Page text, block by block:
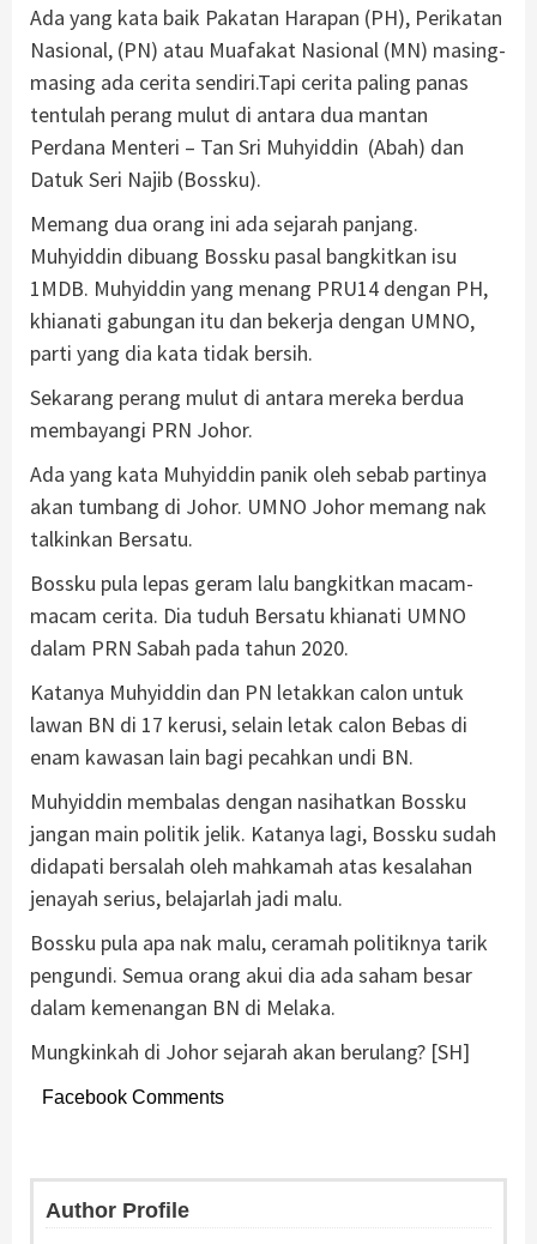
Ada yang kata baik Pakatan Harapan (PH), Perikatan
Nasional, (PN) atau Muafakat Nasional (MN) masing-
masing ada cerita sendiri.Tapi cerita paling panas
tentulah perang mulut di antara dua mantan
Perdana Menteri – Tan Sri Muhyiddin (Abah) dan
Datuk Seri Najib (Bossku).
Memang dua orang ini ada sejarah panjang.
Muhyiddin dibuang Bossku pasal bangkitkan isu
1MDB. Muhyiddin yang menang PRU14 dengan PH,
khianati gabungan itu dan bekerja dengan UMNO,
parti yang dia kata tidak bersih.
Sekarang perang mulut di antara mereka berdua
membayangi PRN Johor.
Ada yang kata Muhyiddin panik oleh sebab partinya
akan tumbang di Johor. UMNO Johor memang nak
talkinkan Bersatu.
Bossku pula lepas geram lalu bangkitkan macam-
macam cerita. Dia tuduh Bersatu khianati UMNO
dalam PRN Sabah pada tahun 2020.
Katanya Muhyiddin dan PN letakkan calon untuk
lawan BN di 17 kerusi, selain letak calon Bebas di
enam kawasan lain bagi pecahkan undi BN.
Muhyiddin membalas dengan nasihatkan Bossku
jangan main politik jelik. Katanya lagi, Bossku sudah
didapati bersalah oleh mahkamah atas kesalahan
jenayah serius, belajarlah jadi malu.
Bossku pula apa nak malu, ceramah politiknya tarik
pengundi. Semua orang akui dia ada saham besar
dalam kemenangan BN di Melaka.
Mungkinkah di Johor sejarah akan berulang? [SH]
Facebook Comments
Author Profile